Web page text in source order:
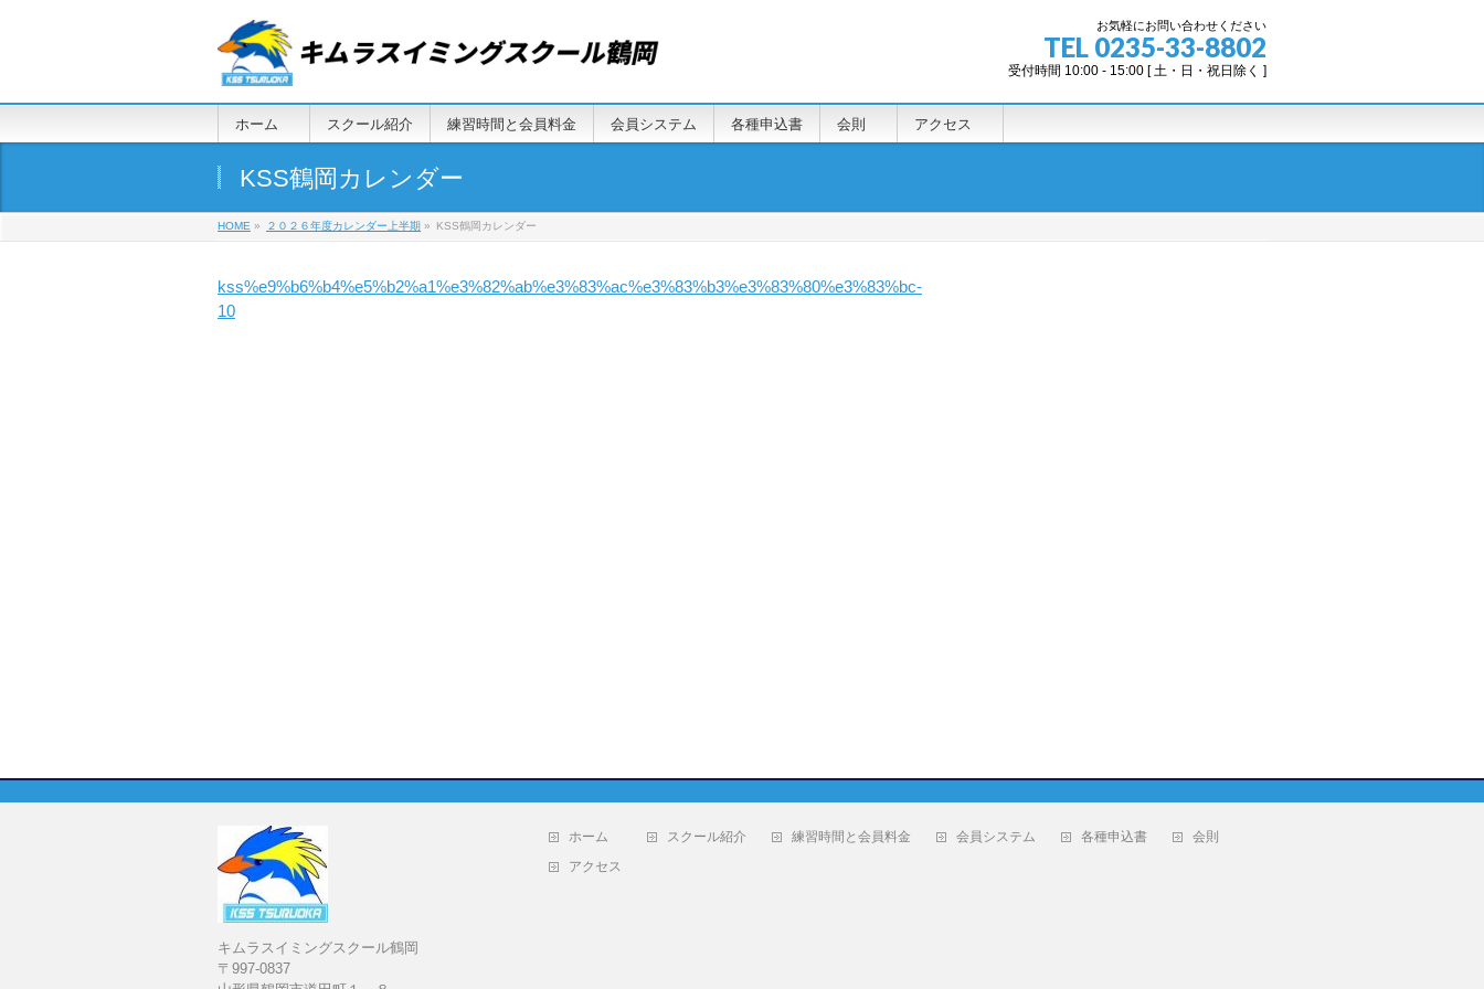
お気軽にお問い合わせください
TEL 0235-33-8802
受付時間 10:00 - 15:00 [ 土・日・祝日除く ]
ホーム スクール紹介 練習時間と会員料金 会員システム 各種申込書 会則 アクセス
KSS鶴岡カレンダー
HOME » ２０２６年度カレンダー上半期 » KSS鶴岡カレンダー
kss%e9%b6%b4%e5%b2%a1%e3%82%ab%e3%83%ac%e3%83%b3%e3%83%80%e3%83%bc-
10
キムラスイミングスクール鶴岡
〒997-0837
ホーム スクール紹介 練習時間と会員料金 会員システム 各種申込書
会則
アクセス